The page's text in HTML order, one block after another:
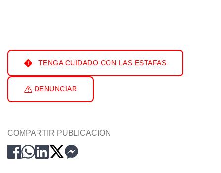
TENGA CUIDADO CON LAS ESTAFAS
DENUNCIAR
COMPARTIR PUBLICACION